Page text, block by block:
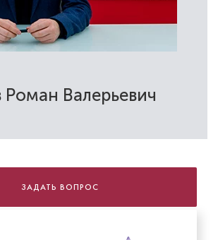
Роман Валерьевич
ЗАДАТЬ ВОПРОС